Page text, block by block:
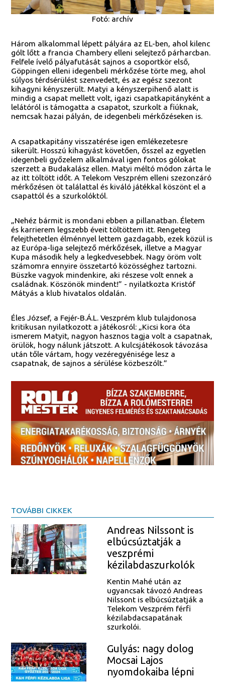
Fotó: archív
Három alkalommal lépett pályára az EL-ben, ahol kilenc
gólt lőtt a francia Chambery elleni selejtező párharcban.
Felfele ívelő pályafutását sajnos a csoportkör első,
Göppingen elleni idegenbeli mérkőzése törte meg, ahol
súlyos térdsérülést szenvedett, és az egész szezont
kihagyni kényszerült. Matyi a kényszerpihenő alatt is
mindig a csapat mellett volt, igazi csapatkapitányként a
lelátóról is támogatta a csapatot, szurkolt a fiúknak,
nemcsak hazai pályán, de idegenbeli mérkőzéseken is.
A csapatkapitány visszatérése igen emlékezetesre
sikerült. Hosszú kihagyást követően, ősszel az egyetlen
idegenbeli győzelem alkalmával igen fontos gólokat
szerzett a Budakalász ellen. Matyi méltó módon zárta le
az itt töltött időt. A Telekom Veszprém elleni szezonzáró
mérkőzésen öt találattal és kiváló játékkal köszönt el a
csapattól és a szurkolóktól.
„Nehéz bármit is mondani ebben a pillanatban. Életem
és karrierem legszebb éveit töltöttem itt. Rengeteg
felejthetetlen élménnyel lettem gazdagabb, ezek közül is
az Európa-liga selejtező mérkőzések, illetve a Magyar
Kupa második hely a legkedvesebbek. Nagy öröm volt
számomra ennyire összetartó közösséghez tartozni.
Büszke vagyok mindenkire, aki részese volt ennek a
családnak. Köszönök mindent!” - nyilatkozta Kristóf
Mátyás a klub hivatalos oldalán.
Éles József, a Fejér-B.Á.L. Veszprém klub tulajdonosa
kritikusan nyilatkozott a játékosról: „Kicsi kora óta
ismerem Matyit, nagyon hasznos tagja volt a csapatnak,
örülök, hogy nálunk játszott. A kulcsjátékosok távozása
után tőle vártam, hogy vezéregyénisége lesz a
csapatnak, de sajnos a sérülése közbeszólt.”
TOVÁBBI CIKKEK
Andreas Nilssont is
elbúcsúztatják a
veszprémi
kézilabdaszurkolók
Kentin Mahé után az
ugyancsak távozó Andreas
Nilssont is elbúcsúztatják a
Telekom Veszprém férfi
kézilabdacsapatának
szurkolói.
Gulyás: nagy dolog
Mocsai Lajos
nyomdokaiba lépni